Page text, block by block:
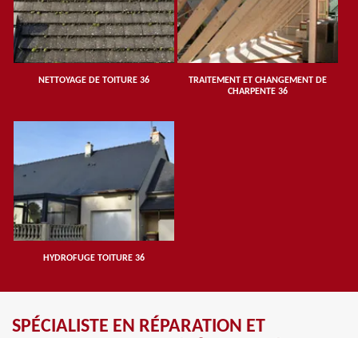
NETTOYAGE DE TOITURE 36
TRAITEMENT ET CHANGEMENT DE
CHARPENTE 36
HYDROFUGE TOITURE 36
SPÉCIALISTE EN RÉPARATION ET